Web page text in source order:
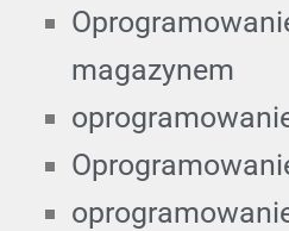
magazynem